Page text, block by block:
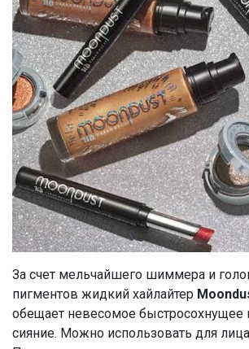
За счет мельчайшего шиммера и
пигментов жидкий хайлайтер
обещает невесомое быстросохнущее
сияние. Можно использовать для лица